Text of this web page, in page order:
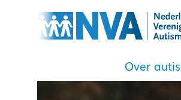
Over